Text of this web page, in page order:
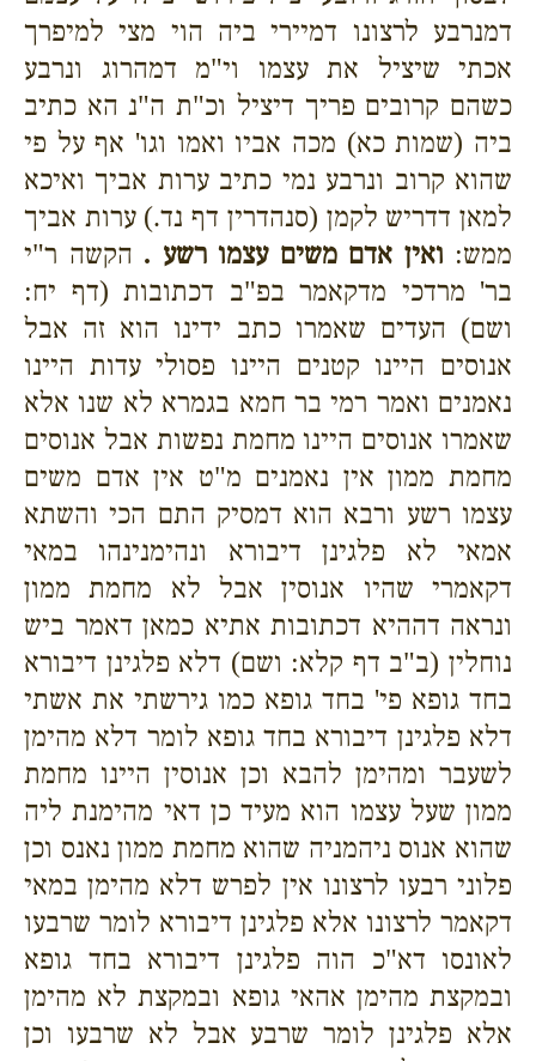
דמנרבע לרצונו דמיירי ביה הוי מצי למיפרך
אכתי שיציל את עצמו וי"מ דמהרוג ונרבע
כשהם קרובים פריך דיציל וכ"ת ה"נ הא כתיב
ביה (שמות כא) מכה אביו ואמו וגו' אף על פי
שהוא קרוב ונרבע נמי כתיב ערות אביך ואיכא
למאן דדריש לקמן (סנהדרין דף נד.) ערות אביך
ממש: ואין אדם משים עצמו רשע . הקשה ר"י
בר' מרדכי מדקאמר בפ"ב דכתובות (דף יח:
ושם) העדים שאמרו כתב ידינו הוא זה אבל
אנוסים היינו קטנים היינו פסולי עדות היינו
נאמנים ואמר רמי בר חמא בגמרא לא שנו אלא
שאמרו אנוסים היינו מחמת נפשות אבל אנוסים
מחמת ממון אין נאמנים מ"ט אין אדם משים
עצמו רשע ורבא הוא דמסיק התם הכי והשתא
אמאי לא פלגינן דיבורא ונהימנינהו במאי
דקאמרי שהיו אנוסין אבל לא מחמת ממון
ונראה דההיא דכתובות אתיא כמאן דאמר ביש
נוחלין (ב"ב דף קלא: ושם) דלא פלגינן דיבורא
בחד גופא פי' בחד גופא כמו גירשתי את אשתי
דלא פלגינן דיבורא בחד גופא לומר דלא מהימן
לשעבר ומהימן להבא וכן אנוסין היינו מחמת
ממון שעל עצמו הוא מעיד כן דאי מהימנת ליה
שהוא אנוס ניהמניה שהוא מחמת ממון נאנס וכן
פלוני רבעו לרצונו אין לפרש דלא מהימן במאי
דקאמר לרצונו אלא פלגינן דיבורא לומר שרבעו
לאונסו דא"כ הוה פלגינן דיבורא בחד גופא
ובמקצת מהימן אהאי גופא ובמקצת לא מהימן
אלא פלגינן לומר שרבע אבל לא שרבעו וכן